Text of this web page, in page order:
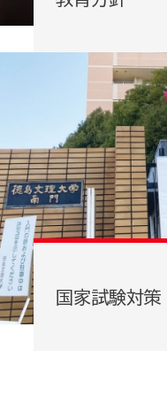
国家試験対策